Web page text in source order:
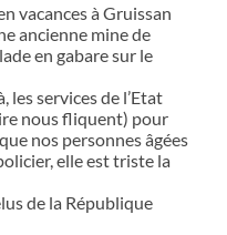
vacances à Gruissan
ancienne mine de
en gabare sur le
les services de l’Etat
nous fliquent) pour
nos personnes âgées
elle est triste la
de la République